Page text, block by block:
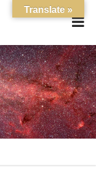
Translate »